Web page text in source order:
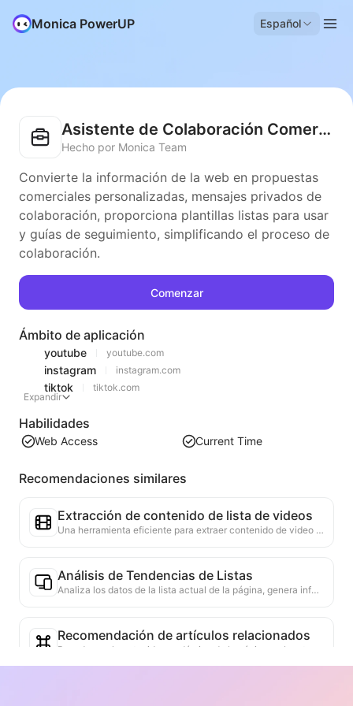
Monica PowerUP Español
Asistente de Colaboración Comercial
Hecho por Monica Team
Convierte la información de la web en propuestas
comerciales personalizadas, mensajes privados de
colaboración, proporciona plantillas listas para usar
y guías de seguimiento, simplificando el proceso de
colaboración.
Comenzar
Ámbito de aplicación
youtube youtube.com
instagram instagram.com
tiktok
tiktok.com
Expandir
Habilidades
Web Access Current Time
Recomendaciones similares
Extracción de contenido de lista de videos
Una herramienta eficiente para extraer contenido de video de páginas web, capaz de escanear rápidamente las páginas y organizar la información del video en una tabla Markdown estructurada.
Análisis de Tendencias de Listas
Analiza los datos de la lista actual de la página, genera informes de tendencias. Identifica categorías populares, tipos de productos en rápido ascenso y tecnologías emergentes. Proporciona información de mercado instantánea para ayudarte a comprender las últimas tendencias de productos y movimientos del mercado.
Recomendación de artículos relacionados